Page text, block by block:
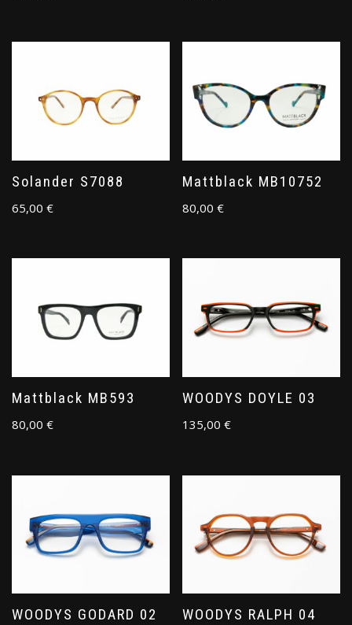
Solander S7088
65,00 €
Mattblack MB10752
80,00€
Mattblack MB593
80,00 €
WOODYS DOYLE 03
135,00€
WOODYS GODARD 02 WOODYS RALPH 04